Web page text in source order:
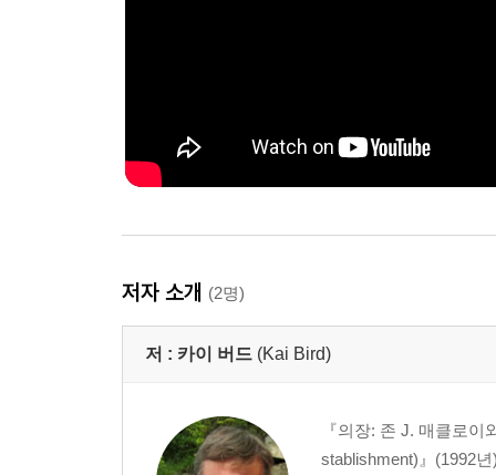
저자 소개 (2명)
저 : 카이 버드 (Kai Bird)
『의장: 존 J. 매클로
stablishment)』(1992